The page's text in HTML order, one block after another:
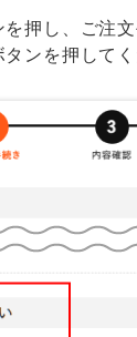
押し、ご注
ンを押してく